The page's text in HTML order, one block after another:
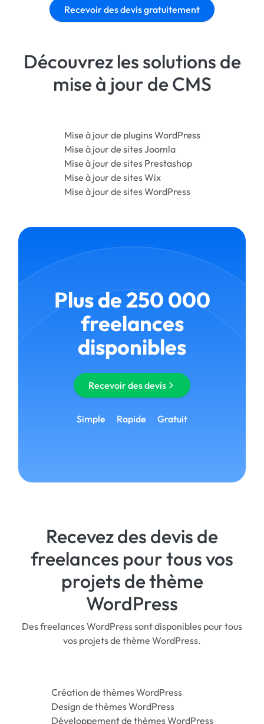
Recevoir des devis gratuitement
Découvrez les solutions de
mise à jour de CMS
Mise à jour de plugins WordPress
Mise à jour de sites Joomla
Mise à jour de sites Prestashop
Mise à jour de sites Wix
Mise à jour de sites WordPress
Plus de 250 000
freelances
disponibles
Recevoir des devis
Simple Rapide Gratuit
Recevez des devis de
freelances pour tous vos
projets de thème
WordPress
Des freelances WordPress sont disponibles pour tous
vos projets de thème WordPress.
Création de thèmes WordPress
Design de thèmes WordPress
Développement de thèmes WordPress